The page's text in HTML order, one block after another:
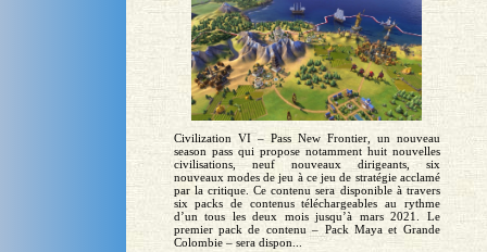
Civilization VI – Pass New Frontier, un nouveau
season pass qui propose notamment huit nouvelles
civilisations, neuf nouveaux dirigeants, six
nouveaux modes de jeu à ce jeu de stratégie acclamé
par la critique. Ce contenu sera disponible à travers
six packs de contenus téléchargeables au rythme
d’un tous les deux mois jusqu’à mars 2021. Le
premier pack de contenu – Pack Maya et Grande
Colombie – sera dispon...